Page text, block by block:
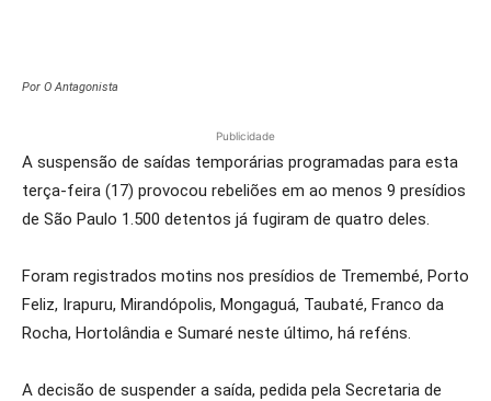
Por O Antagonista
Publicidade
A suspensão de saídas temporárias programadas para esta
terça-feira (17) provocou rebeliões em ao menos 9 presídios
de São Paulo 1.500 detentos já fugiram de quatro deles.
Foram registrados motins nos presídios de Tremembé, Porto
Feliz, Irapuru, Mirandópolis, Mongaguá, Taubaté, Franco da
Rocha, Hortolândia e Sumaré neste último, há reféns.
A decisão de suspender a saída, pedida pela Secretaria de